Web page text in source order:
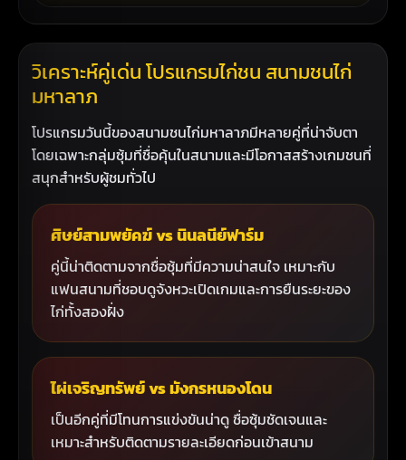
วิเคราะห์คู่เด่น โปรแกรมไก่ชน สนามชนไก่
มหาลาภ
โปรแกรมวันนี้ของสนามชนไก่มหาลาภมีหลายคู่ที่น่าจับตา
โดยเฉพาะกลุ่มซุ้มที่ชื่อคุ้นในสนามและมีโอกาสสร้างเกมชนที่
สนุกสำหรับผู้ชมทั่วไป
ศิษย์สามพยัคฆ์ vs นินลนีย์ฟาร์ม
คู่นี้น่าติดตามจากชื่อซุ้มที่มีความน่าสนใจ เหมาะกับ
แฟนสนามที่ชอบดูจังหวะเปิดเกมและการยืนระยะของ
ไก่ทั้งสองฝั่ง
ไผ่เจริญทรัพย์ vs มังกรหนองโดน
เป็นอีกคู่ที่มีโทนการแข่งขันน่าดู ชื่อซุ้มชัดเจนและ
เหมาะสำหรับติดตามรายละเอียดก่อนเข้าสนาม